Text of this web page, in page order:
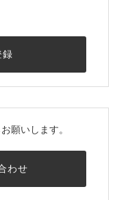
録
願いします。
わせ